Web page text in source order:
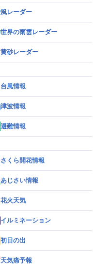
風レーダー
世界の雨雲レーダー
黄砂レーダー
台風情報
津波情報
避難情報
さくら開花情報
あじさい情報
花火天気
イルミネーション
初日の出
天気痛予報